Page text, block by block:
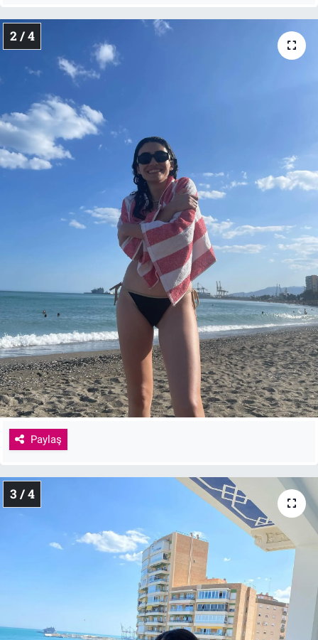
2 / 4
Paylaş
3 / 4